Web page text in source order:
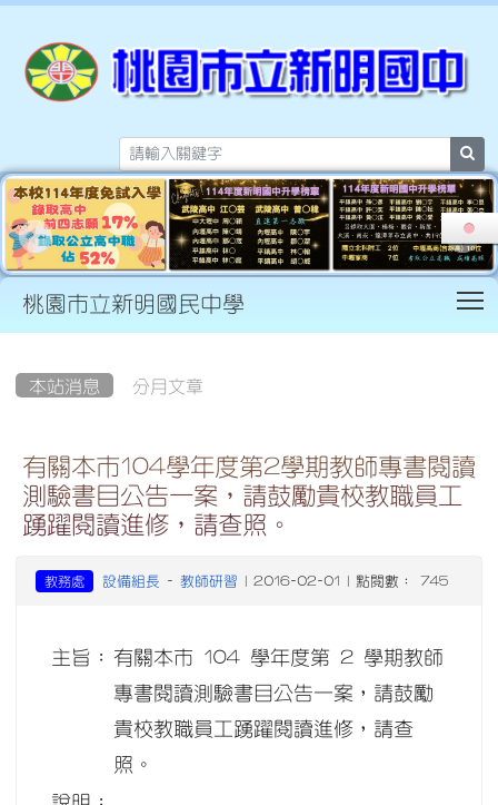
桃園市立新明國民中學
本站消息 分月文章
有關本市104學年度第2學期教師專書閱讀
測驗書目公告一案，請鼓勵貴校教職員工
踴躍閱讀進修，請查照。
教務處 設備組長 - 教師研習 | 2016-02-01 | 點閱數： 745
主旨：
有關本市 104 學年度第 2 學期教師
專書閱讀測驗書目公告一案，請鼓勵
貴校教職員工踴躍閱讀進修，請查
照。